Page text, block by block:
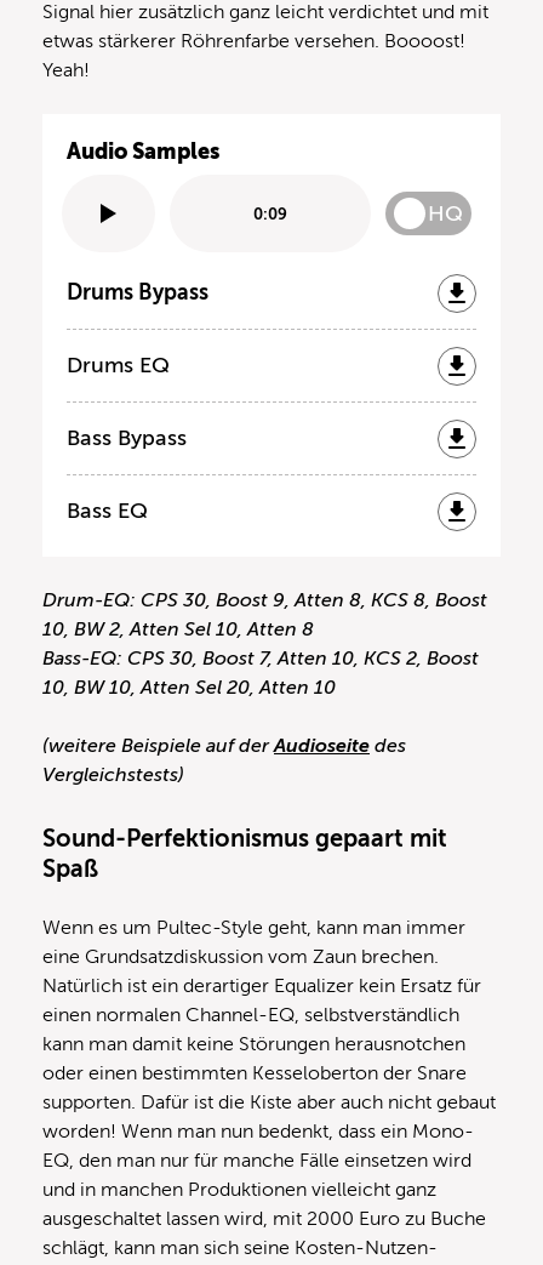
Signal hier zusätzlich ganz leicht verdichtet und mit
etwas stärkerer Röhrenfarbe versehen. Boooost!
Yeah!
Audio Samples
0:09 HQ
Drums Bypass
Drums EQ
Bass Bypass
Bass EQ
Drum-EQ: CPS 30, Boost 9, Atten 8, KCS 8, Boost
10, BW 2, Atten Sel 10, Atten 8
Bass-EQ: CPS 30, Boost 7, Atten 10, KCS 2, Boost
10, BW 10, Atten Sel 20, Atten 10
(weitere Beispiele auf derAudioseite des
Vergleichstests)
Sound-Perfektionismus gepaart mit
Spaß
Wenn es um Pultec-Style geht, kann man immer
eine Grundsatzdiskussion vom Zaun brechen.
Natürlich ist ein derartiger Equalizer kein Ersatz für
einen normalen Channel-EQ, selbstverständlich
kann man damit keine Störungen herausnotchen
oder einen bestimmten Kesseloberton der Snare
supporten. Dafür ist die Kiste aber auch nicht gebaut
worden! Wenn man nun bedenkt, dass ein Mono-
EQ, den man nur für manche Fälle einsetzen wird
und in manchen Produktionen vielleicht ganz
ausgeschaltet lassen wird, mit 2000 Euro zu Buche
schlägt, kann man sich seine Kosten-Nutzen-